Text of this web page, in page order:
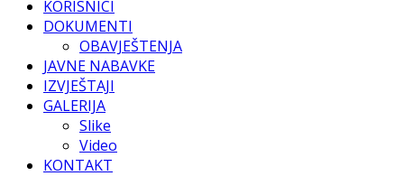
KORISNICI
DOKUMENTI
OBAVJEŠTENJA
JAVNE NABAVKE
IZVJEŠTAJI
GALERIJA
Slike
Video
KONTAKT